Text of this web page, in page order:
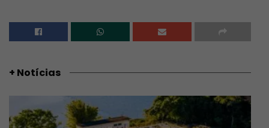
+ Notícias